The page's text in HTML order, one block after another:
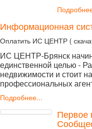
Информационная
Оплатить ИС ЦЕНТР (
ИС ЦЕНТР-Брянск
единственной целью -
недвижимости и стоит
профессиональных
Подробнее...
Первое